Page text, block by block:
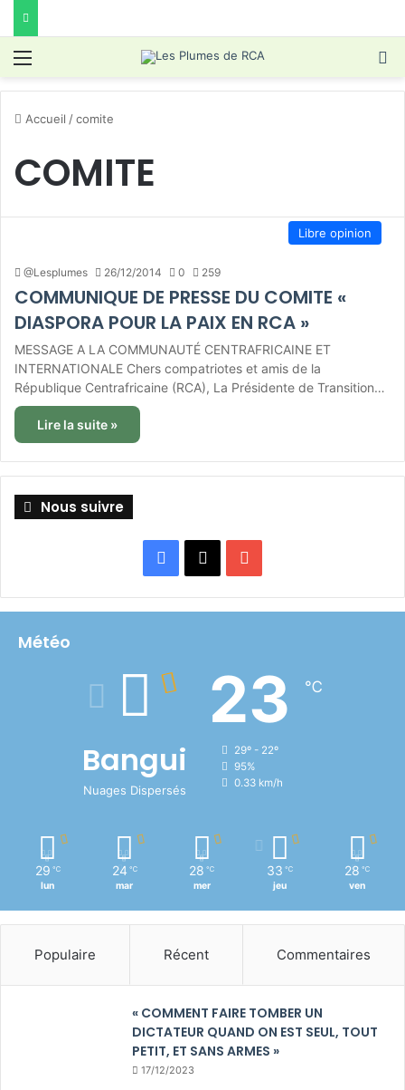
Menu
Accueil /comite
COMITE
Libre opinion
@Lesplumes 26/12/2014 0 259
COMMUNIQUE DE PRESSE DU COMITE «
DIASPORA POUR LA PAIX EN RCA »
MESSAGE A LA COMMUNAUTÉ CENTRAFRICAINE ET
INTERNATIONALE Chers compatriotes et amis de la
République Centrafricaine (RCA), La Présidente de Transition…
Lire la suite »
Nous suivre
Facebook
X
Météo
Bangui
Nuages Dispersés
23 ℃
29º - 22º
95%
0.33 km/h
29 ℃
lun
24 ℃
mar
28 ℃
mer
33 ℃
jeu
28 ℃
ven
Populaire Récent Commentaires
« COMMENT FAIRE TOMBER UN
DICTATEUR QUAND ON EST SEUL, TOUT
PETIT, ET SANS ARMES »
17/12/2023